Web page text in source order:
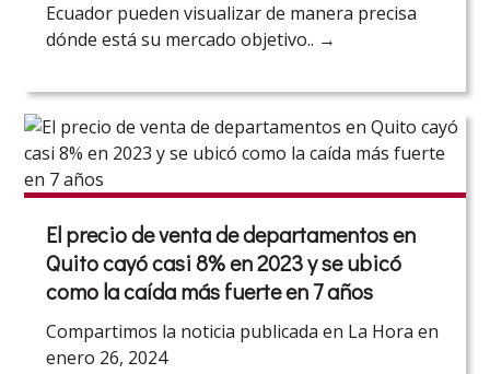
Ecuador pueden visualizar de manera precisa
dónde está su mercado objetivo.. →
El precio de venta de departamentos en
Quito cayó casi 8% en 2023 y se ubicó
como la caída más fuerte en 7 años
Compartimos la noticia publicada en La Hora en
enero 26, 2024